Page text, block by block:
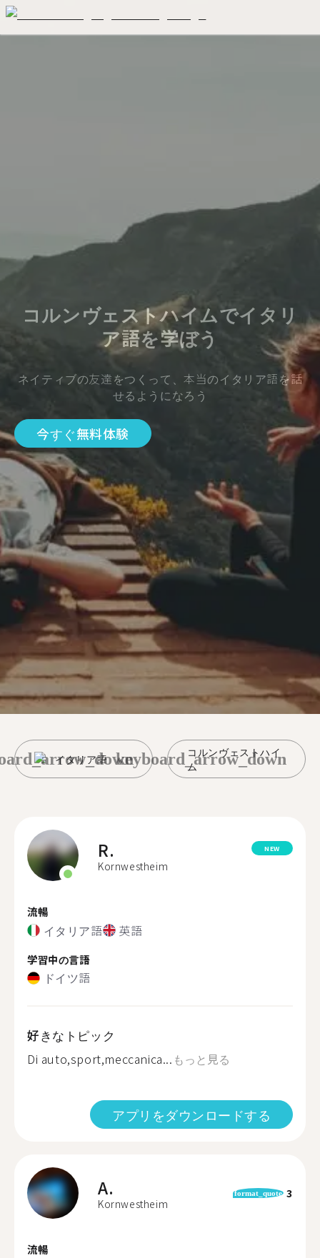
コルンヴェストハイムでイタリ
ア語を学ぼう
ネイティブの友達をつくって、本当のイタリア語を話
せるようになろう
今すぐ無料体験
イタリア語
コルンヴェストハイ
ム
keyboard_arrow_down
R.
Kornwestheim
NEW
流暢
イタリア語 英語
学習中の言語
ドイツ語
好きなトピック
Di auto,sport,meccanica... もっと見る
アプリをダウンロードする
A.
Kornwestheim
format_quote 3
流暢